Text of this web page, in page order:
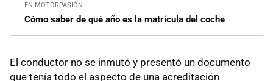
EN MOTORPASIÓN
Cómo saber de qué año es la matrícula del coche
El conductor no se inmutó y presentó un documento
que tenía todo el aspecto de una acreditación